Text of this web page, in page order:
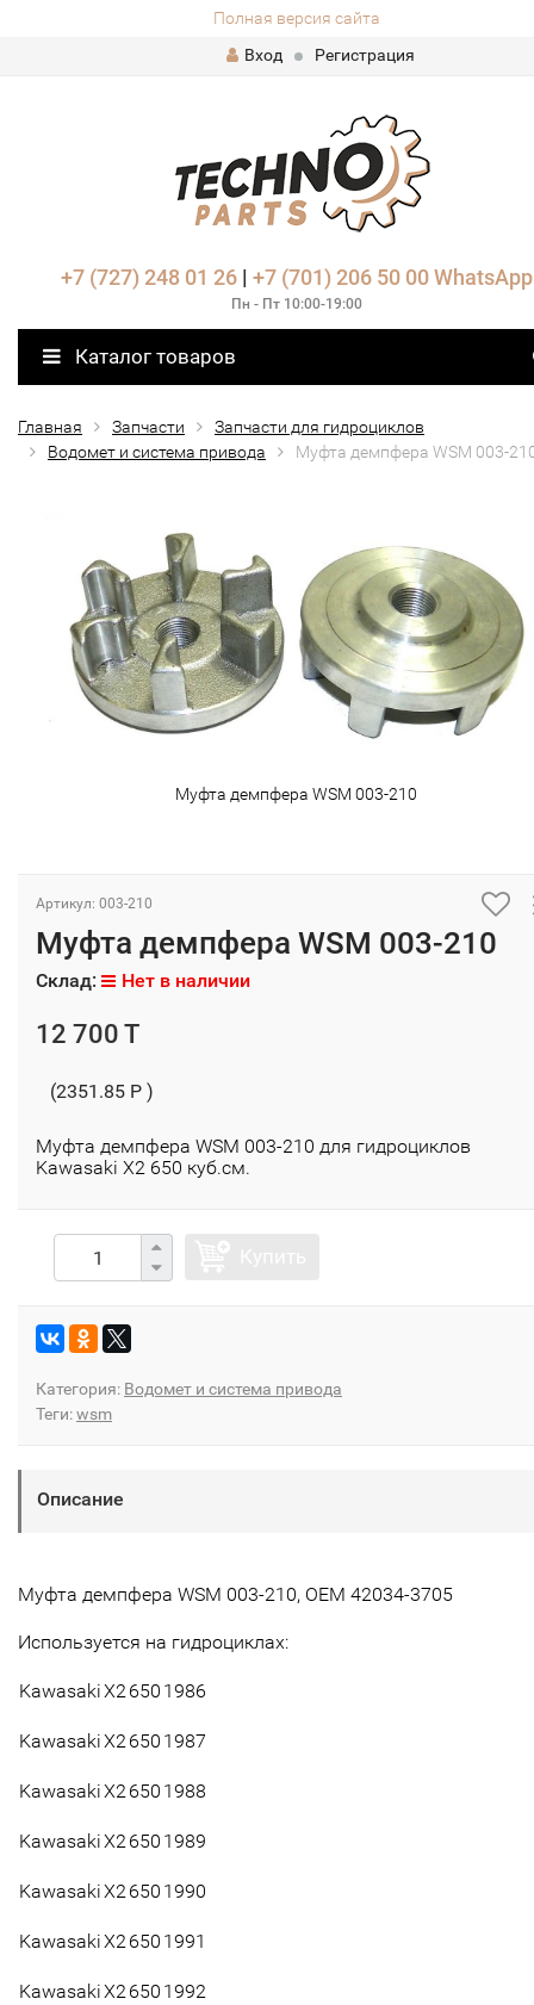
Полная версия сайта
Вход
Регистрация
+7 (727) 248 01 26| +7 (701) 206 50 00 WhatsApp
Пн - Пт 10:00-19:00
Каталог товаров
Главная Запчасти
Запчасти для гидроциклов
Водомет и система привода
Муфта демпфера WSM 003-
Муфта демпфера WSM 003-210
Артикул: 003-210
Муфта демпфера WSM 003-210
Склад: Нет в наличии
12 700 T
(2351.85 P )
Муфта демпфера WSM 003-210 для гидроциклов
Kawasaki Х2 650 куб.см.
Категория: Водомет и система привода
Теги:wsm
Описание
Муфта демпфера WSM 003-210, OEM 42034-3705
Используется на гидроциклах:
KawasakiX2650 1986
KawasakiX2650 1987
KawasakiX2650 1988
KawasakiX2650 1989
KawasakiX2650 1990
KawasakiX2650 1991
KawasakiX2650 1992